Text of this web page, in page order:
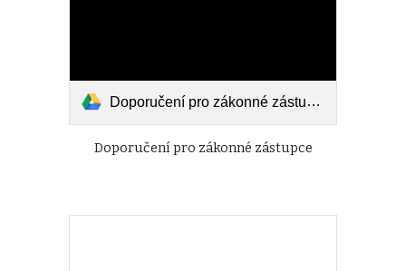
Doporučení pro zákonné zástupce.pdf
Doporučení pro zákonné zástupce